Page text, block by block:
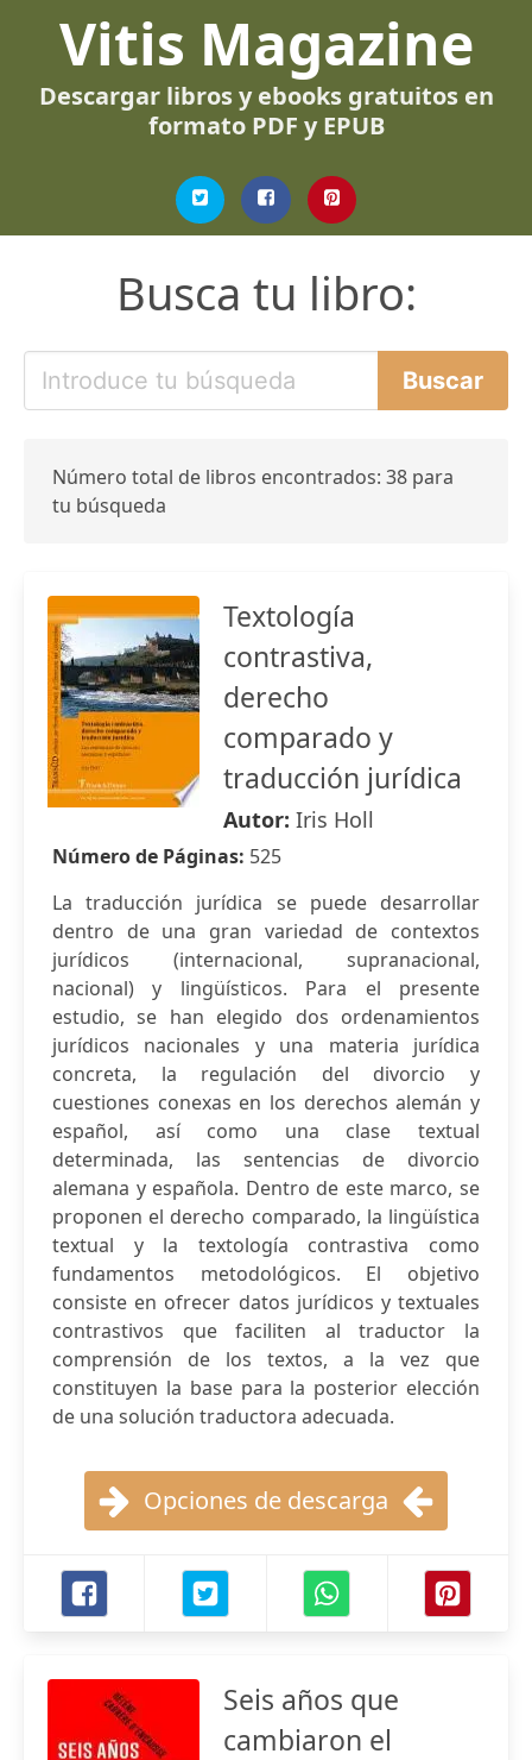
Vitis Magazine
Descargar libros y ebooks gratuitos en
formato PDF y EPUB
Busca tu libro:
Número total de libros encontrados: 38 para
tu búsqueda
Textología
contrastiva,
derecho
comparado y
traducción jurídica
Autor: Iris Holl
Número de Páginas: 525
La traducción jurídica se puede desarrollar
dentro de una gran variedad de contextos
jurídicos (internacional, supranacional,
nacional) y lingüísticos. Para el presente
estudio, se han elegido dos ordenamientos
jurídicos nacionales y una materia jurídica
concreta, la regulación del divorcio y
cuestiones conexas en los derechos alemán y
español, así como una clase textual
determinada, las sentencias de divorcio
alemana y española. Dentro de este marco, se
proponen el derecho comparado, la lingüística
textual y la textología contrastiva como
fundamentos metodológicos. El objetivo
consiste en ofrecer datos jurídicos y textuales
contrastivos que faciliten al traductor la
comprensión de los textos, a la vez que
constituyen la base para la posterior elección
de una solución traductora adecuada.
Opciones de descarga
Seis años que
cambiaron el